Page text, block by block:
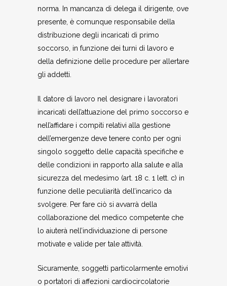
norma. In mancanza di delega il dirigente, ove
presente, è comunque responsabile della
distribuzione degli incaricati di primo
soccorso, in funzione dei turni di lavoro e
della definizione delle procedure per allertare
gli addetti.
Il datore di lavoro nel designare i lavoratori
incaricati dell’attuazione del primo soccorso e
nell’affidare i compiti relativi alla gestione
dell’emergenze deve tenere conto per ogni
singolo soggetto delle capacità specifiche e
delle condizioni in rapporto alla salute e alla
sicurezza del medesimo (art. 18 c. 1 lett. c) in
funzione delle peculiarità dell’incarico da
svolgere. Per fare ciò si avvarrà della
collaborazione del medico competente che
lo aiuterà nell’individuazione di persone
motivate e valide per tale attività.
Sicuramente, soggetti particolarmente emotivi
o portatori di affezioni cardiocircolatorie